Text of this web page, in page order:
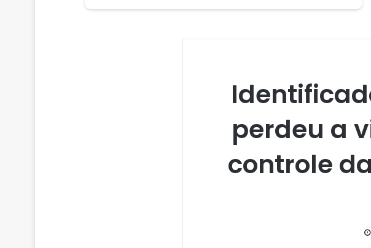
perdeu a
controle